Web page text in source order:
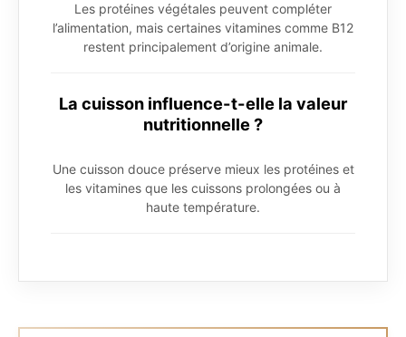
Les protéines végétales peuvent compléter
l’alimentation, mais certaines vitamines comme B12
restent principalement d’origine animale.
La cuisson influence-t-elle la valeur
nutritionnelle ?
Une cuisson douce préserve mieux les protéines et
les vitamines que les cuissons prolongées ou à
haute température.